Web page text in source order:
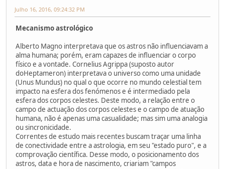
Julho 16, 2016, 09:24:32 PM
Mecanismo astrológico
Alberto Magno interpretava que os astros não influenciavam a
alma humana; porém, eram capazes de influenciar o corpo
físico e a vontade. Cornelius Agrippa (suposto autor
doHeptameron) interpretava o universo como uma unidade
(Unus Mundus) no qual o que ocorre no mundo celestial tem
impacto na esfera dos fenómenos e é intermediado pela
esfera dos corpos celestes. Deste modo, a relação entre o
campo de actuação dos corpos celestes e o campo de atuação
humana, não é apenas uma casualidade; mas sim uma analogia
ou sincronicidade.
Correntes de estudo mais recentes buscam traçar uma linha
de conectividade entre a astrologia, em seu "estado puro", e a
comprovação científica. Desse modo, o posicionamento dos
astros, data e hora de nascimento, criariam "campos